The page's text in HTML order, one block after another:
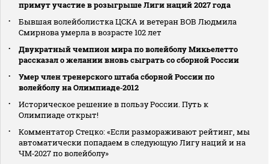
примут участие в розыгрыше Лиги наций 2027 года
Бывшая волейболистка ЦСКА и ветеран ВОВ Людмила
Смирнова умерла в возрасте 102 лет
Двукратный чемпион мира по волейболу Микьелетто
рассказал о желании вновь сыграть со сборной России
Умер член тренерского штаба сборной России по
волейболу на Олимпиаде‑2012
Историческое решение в пользу России. Путь к
Олимпиаде открыт!
Комментатор Стецко: «Если размораживают рейтинг, мы
автоматически попадаем в следующую Лигу наций и на
ЧМ‑2027 по волейболу»